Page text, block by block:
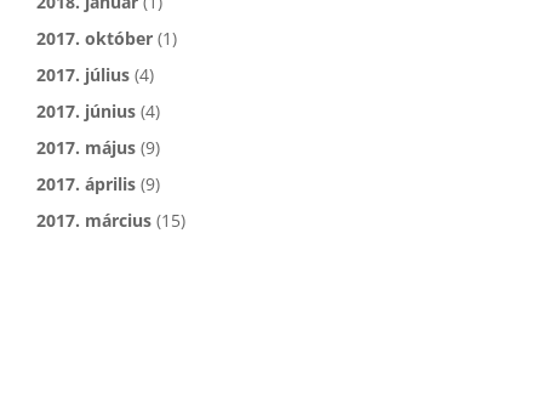
2017. október(1)
2017. július(4)
2017. június(4)
2017. május(9)
2017. április(9)
2017. március(15)